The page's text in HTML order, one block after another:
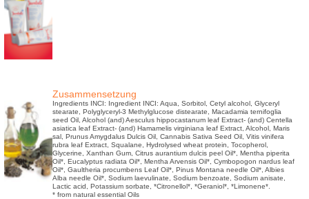
Zusammensetzung
Ingredients INCI: Ingredient INCI: Aqua, Sorbitol, Cetyl alcohol, Glyceryl
stearate, Polyglyceryl-3 Methylglucose distearate, Macadamia ternifoglia
seed Oil, Alcohol (and) Aesculus hippocastanum leaf Extract- (and) Centella
asiatica leaf Extract- (and) Hamamelis virginiana leaf Extract, Alcohol, Maris
sal, Prunus Amygdalus Dulcis Oil, Cannabis Sativa Seed Oil, Vitis vinifera
rubra leaf Extract, Squalane, Hydrolysed wheat protein, Tocopherol,
Glycerine, Xanthan Gum, Citrus aurantium dulcis peel Oil*, Mentha piperita
Oil*, Eucalyptus radiata Oil*, Mentha Arvensis Oil*, Cymbopogon nardus leaf
Oil*, Gaultheria procumbens Leaf Oil*, Pinus Montana needle Oil*, Albies
Alba needle Oil*, Sodium laevulinate, Sodium benzoate, Sodium anisate,
Lactic acid, Potassium sorbate, *Citronellol*, *Geraniol*, *Limonene*.
* from natural essential Oils